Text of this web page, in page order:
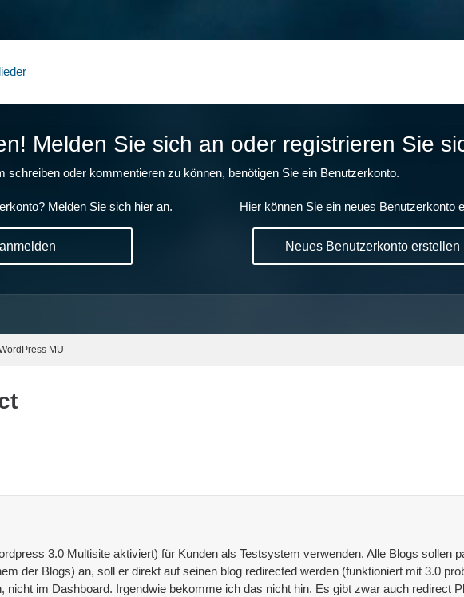
Melden Sie sich an oder registrieren Sie
schreiben oder kommentieren zu können, benötigen Sie ein Benutzerkonto.
Melden Sie sich hier an. Hier können Sie ein neues Benutzerkonto
Neues Benutzerkonto erstellen
MU
3.0 Multisite aktiviert) für Kunden als Testsystem verwenden. Alle Blogs sollen
der Blogs) an, soll er direkt auf seinen blog redirected werden (funktioniert mit 3.0
nicht im Dashboard. Irgendwie bekomme ich das nicht hin. Es gibt zwar auch redirect